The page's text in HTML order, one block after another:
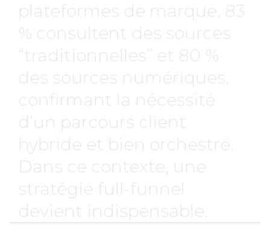
plateformes de marque. 83
% consultent des sources
“traditionnelles” et 80 %
des sources numériques,
confirmant la nécessité
d’un parcours client
hybride et bien orchestré.
Dans ce contexte, une
stratégie full-funnel
devient indispensable.